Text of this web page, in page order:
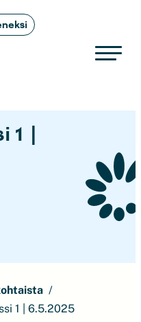
1 |
1 | 6.5.2025